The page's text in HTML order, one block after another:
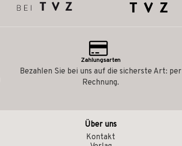
Zahlungsarten
Bezahlen Sie bei uns auf die sicherste Art: per
Rechnung.
Über uns
Kontakt